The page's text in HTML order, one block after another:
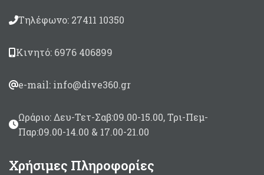
Τηλέφωνο: 27411 10350
Κινητό: 6976 406899
e-mail: info@dive360.gr
Ωράριο: Δευ-Τετ-Σαβ:09.00-15.00, Τρι-Πεμ-
Παρ:09.00-14.00 & 17.00-21.00
Χρήσιμες Πληροφορίες